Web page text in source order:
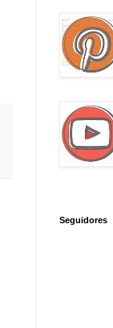
Seguidores